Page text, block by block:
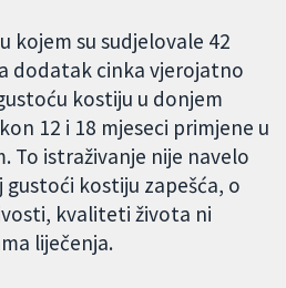
kojem su sudjelovale 42
dodatak cinka vjerojatno
kostiju u donjem
12 i 18 mjeseci primjene u
To istraživanje nije navelo
kostiju zapešća, o
kvaliteti života ni
liječenja.